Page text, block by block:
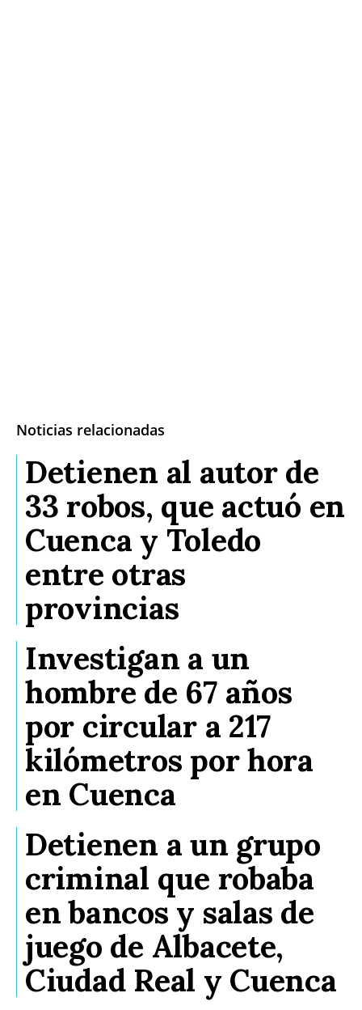
Noticias relacionadas
Detienen al autor de
33 robos, que actuó en
Cuenca y Toledo
entre otras
provincias
Investigan a un
hombre de 67 años
por circular a 217
kilómetros por hora
en Cuenca
Detienen a un grupo
criminal que robaba
en bancos y salas de
juego de Albacete,
Ciudad Real y Cuenca